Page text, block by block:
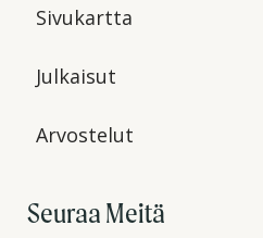
Sivukartta
Julkaisut
Arvostelut
Seuraa Meitä